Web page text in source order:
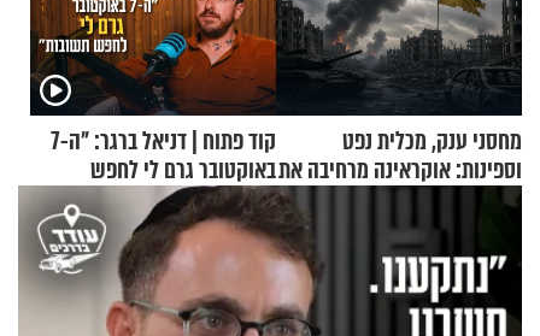
מחסני ענק, מכלית נפט
וספינות: אוקראינה מרחיבה את
התקיפות בעומק רוסיה
קוד פתוח | דניאל ברגר: "ה-7
באוקטובר גרם לי לחפש
תשובות"